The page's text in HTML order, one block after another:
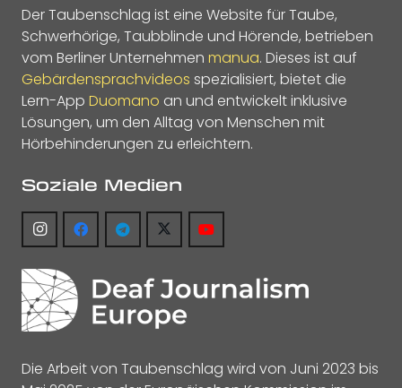
Der Taubenschlag ist eine Website für Taube,
Schwerhörige, Taubblinde und Hörende, betrieben
vom Berliner Unternehmen manua. Dieses ist auf
Gebärdensprachvideos spezialisiert, bietet die
Lern-App Duomano an und entwickelt inklusive
Lösungen, um den Alltag von Menschen mit
Hörbehinderungen zu erleichtern.
Soziale Medien
Die Arbeit von Taubenschlag wird von Juni 2023 bis